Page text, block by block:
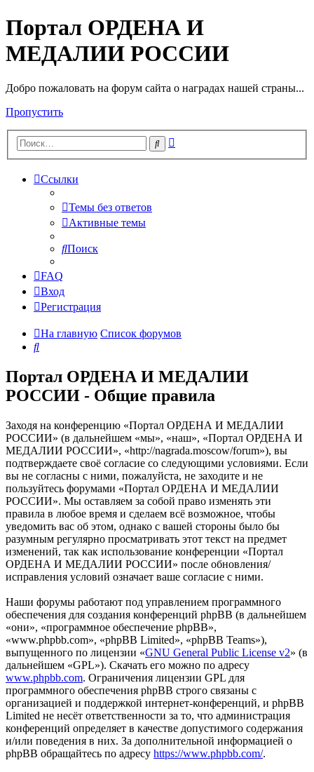
Портал ОРДЕНА И
МЕДАЛИИ РОССИИ
Добро пожаловать на форум сайта о наградах нашей страны...
Пропустить
Поиск
Ссылки
Темы без ответов
Активные темы
Поиск
FAQ
Вход
Регистрация
На главную Список форумов
Поиск
Портал ОРДЕНА И МЕДАЛИИ
РОССИИ - Общие правила
Заходя на конференцию «Портал ОРДЕНА И МЕДАЛИИ
РОССИИ» (в дальнейшем «мы», «наш», «Портал ОРДЕНА И
МЕДАЛИИ РОССИИ», «http://nagrada.moscow/forum»), вы
подтверждаете своё согласие со следующими условиями. Если
вы не согласны с ними, пожалуйста, не заходите и не
пользуйтесь форумами «Портал ОРДЕНА И МЕДАЛИИ
РОССИИ». Мы оставляем за собой право изменять эти
правила в любое время и сделаем всё возможное, чтобы
уведомить вас об этом, однако с вашей стороны было бы
разумным регулярно просматривать этот текст на предмет
изменений, так как использование конференции «Портал
ОРДЕНА И МЕДАЛИИ РОССИИ» после обновления/
исправления условий означает ваше согласие с ними.
Наши форумы работают под управлением программного
обеспечения для создания конференций phpBB (в дальнейшем
«они», «программное обеспечение phpBB»,
«www.phpbb.com», «phpBB Limited», «phpBB Teams»),
выпущенного по лицензии «GNU General Public License v2» (в
дальнейшем «GPL»). Скачать его можно по адресу
www.phpbb.com. Ограничения лицензии GPL для
программного обеспечения phpBB строго связаны с
организацией и поддержкой интернет-конференций, и phpBB
Limited не несёт ответственности за то, что администрация
конференций определяет в качестве допустимого содержания
и/или поведения в них. За дополнительной информацией о
phpBB обращайтесь по адресу https://www.phpbb.com/.